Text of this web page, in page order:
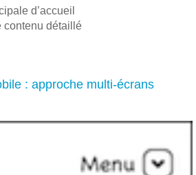
d’accueil
contenu détaillé
: approche multi-écrans